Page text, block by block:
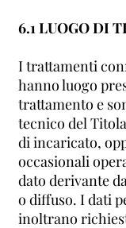
6.1 LUOGO DI
I trattamenti
hanno luogo
trattamento e
tecnico del
di incaricato,
occasionali
dato derivante
o diffuso. I dati
inoltrano